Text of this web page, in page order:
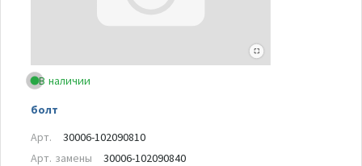
В наличии
болт
Арт.
30006-102090810
Арт. замены
30006-102090840